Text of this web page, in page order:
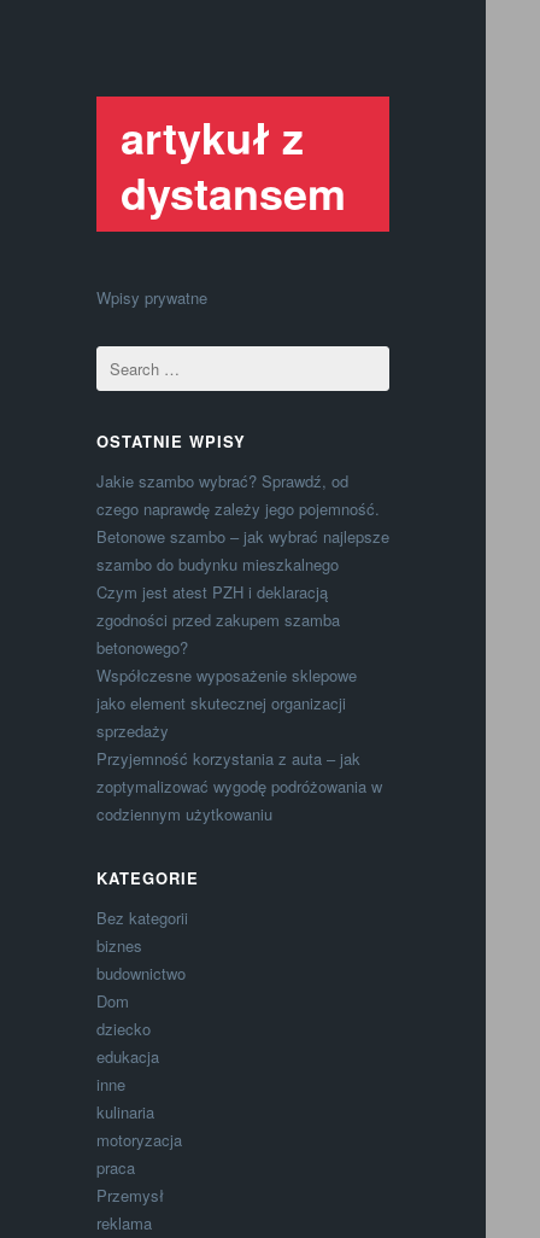
artykuł z
dystansem
Wpisy prywatne
OSTATNIE WPISY
Jakie szambo wybrać? Sprawdź, od
czego naprawdę zależy jego pojemność.
Betonowe szambo – jak wybrać najlepsze
szambo do budynku mieszkalnego
Czym jest atest PZH i deklaracją
zgodności przed zakupem szamba
betonowego?
Współczesne wyposażenie sklepowe
jako element skutecznej organizacji
sprzedaży
Przyjemność korzystania z auta – jak
zoptymalizować wygodę podróżowania w
codziennym użytkowaniu
KATEGORIE
Bez kategorii
biznes
budownictwo
Dom
dziecko
edukacja
inne
kulinaria
motoryzacja
praca
Przemysł
reklama